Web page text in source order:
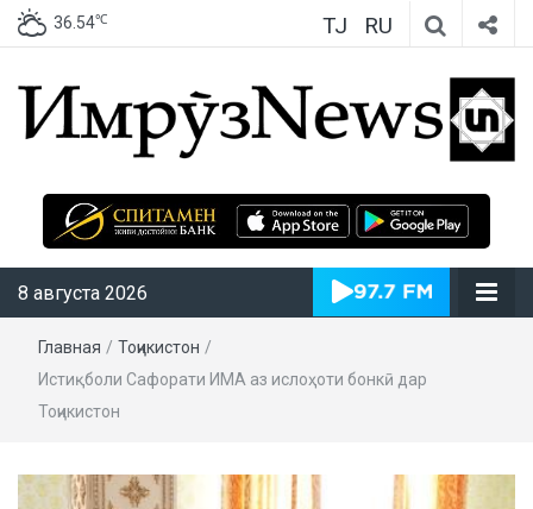
36.54℃ TJ RU
ИмрӯзNews
8 августа 2026
Главная / Тоҷикистон /
Истиқболи Сафорати ИМА аз ислоҳоти бонкӣ дар
Тоҷикистон